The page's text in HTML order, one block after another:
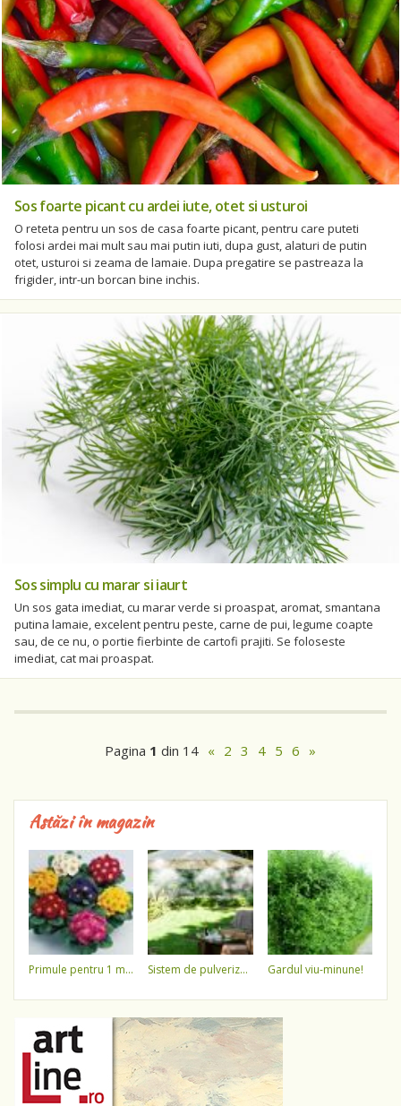
Sos foarte picant cu ardei iute, otet si usturoi
O reteta pentru un sos de casa foarte picant, pentru care puteti
folosi ardei mai mult sau mai putin iuti, dupa gust, alaturi de putin
otet, usturoi si zeama de lamaie. Dupa pregatire se pastreaza la
frigider, intr-un borcan bine inchis.
Sos simplu cu marar si iaurt
Un sos gata imediat, cu marar verde si proaspat, aromat, smantana
putina lamaie, excelent pentru peste, carne de pui, legume coapte
sau, de ce nu, o portie fierbinte de cartofi prajiti. Se foloseste
imediat, cat mai proaspat.
Pagina 1 din 14 « 2 3 4 5 6 »
Astăzi în magazin
primule pentru 1 martie 3,5 lei / ghiveci !!!! sistem de pulverizare a apei gardul viu-minune!